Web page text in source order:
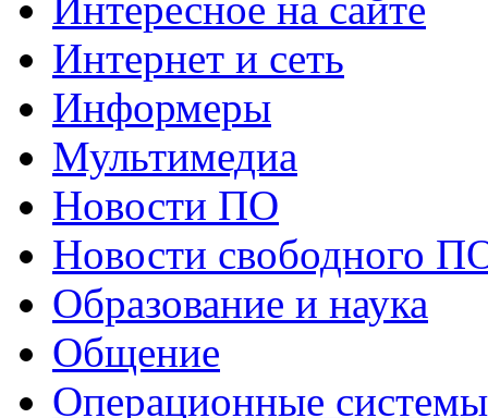
Интересное на сайте
Интернет и сеть
Информеры
Мультимедиа
Новости ПО
Новости свободного
Образование и наука
Общение
Операционные системы